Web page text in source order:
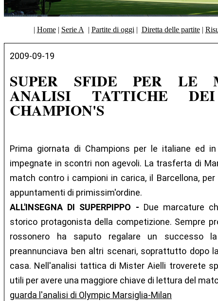
| Home| Serie A | Partite di oggi | Diretta delle partite|
2009-09-19
SUPER SFIDE PER LE
ANALISI TATTICHE
CHAMPION'S
Prima giornata di Champions per le italiane ed
impegnate in scontri non agevoli. La trasferta di
match contro i campioni in carica, il Barcellona,
appuntamenti di primissim'ordine.
ALL'INSEGNA DI SUPERPIPPO - Due marcature
storico protagonista della competizione. Sempre
rossonero ha saputo regalare un successo
preannunciava ben altri scenari, soprattutto dopo
casa. Nell'analisi tattica di Mister Aielli troverete
utili per avere una maggiore chiave di lettura del
guarda l'analisi di Olympic Marsiglia-Milan